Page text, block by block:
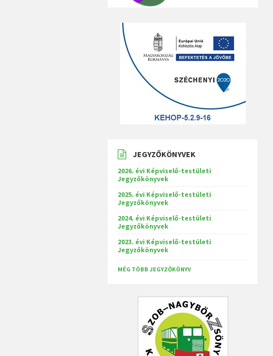
JEGYZŐKÖNYVEK
2026. évi Képviselő-testületi
Jegyzőkönyvek
2025. évi Képviselő-testületi
Jegyzőkönyvek
2024. évi Képviselő-testületi
Jegyzőkönyvek
2023. évi Képviselő-testületi
Jegyzőkönyvek
MÉG TÖBB JEGYZŐKÖNYV